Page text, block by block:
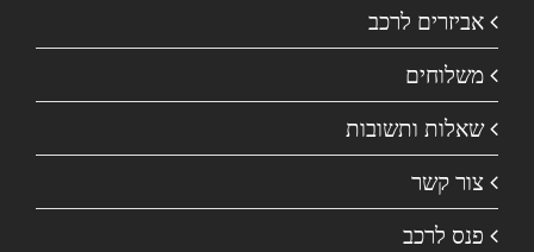
אביזרים לרכב
משלוחים
שאלות ותשובות
צור קשר
פנס לרכב